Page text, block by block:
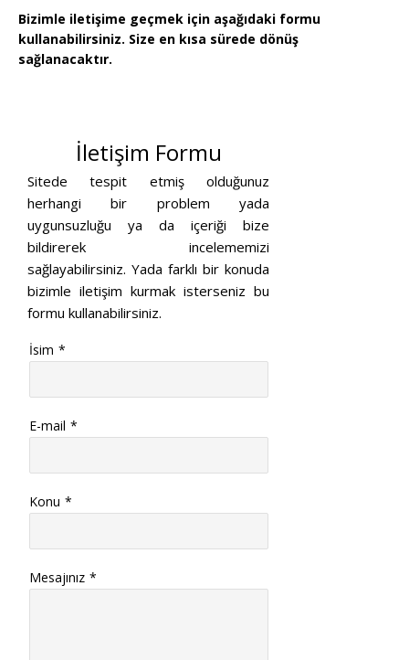
Bizimle iletişime geçmek için aşağıdaki formu
kullanabilirsiniz. Size en kısa sürede dönüş
sağlanacaktır.
İletişim Formu
Sitede tespit etmiş olduğunuz
herhangi bir problem yada
uygunsuzluğu ya da içeriği bize
bildirerek incelememizi
sağlayabilirsiniz. Yada farklı bir konuda
bizimle iletişim kurmak isterseniz bu
formu kullanabilirsiniz.
İsim *
E-mail *
Konu *
Mesajınız *